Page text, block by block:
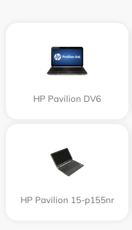
HP Pavilion DV6
HP Pavilion 15-p155nr